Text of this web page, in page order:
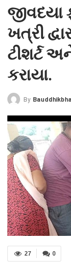
જીવદયા
ખત્રી
ટીશર્ટ
કરાયા.
By
0
27